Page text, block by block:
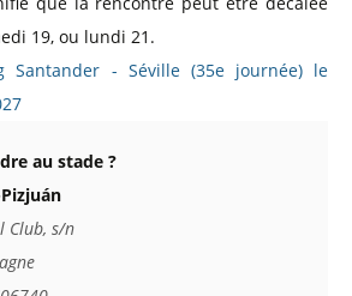
19, ou lundi 21.
Santander - Séville (35e journée) le
au stade ?
Club, s/n